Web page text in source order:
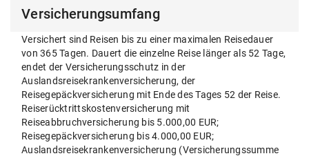
Versicherungsumfang
Versichert sind Reisen bis zu einer maximalen Reisedauer
von 365 Tagen. Dauert die einzelne Reise länger als 52 Tage,
endet der Versicherungsschutz in der
Auslandsreisekrankenversicherung, der
Reisegepäckversicherung mit Ende des Tages 52 der Reise.
Reiserücktrittskostenversicherung mit
Reiseabbruchversicherung bis 5.000,00 EUR;
Reisegepäckversicherung bis 4.000,00 EUR;
Auslandsreisekrankenversicherung (Versicherungssumme